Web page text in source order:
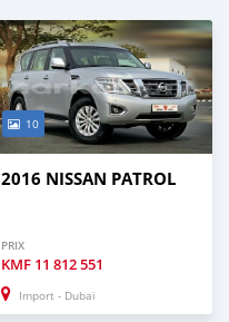
10
2016 NISSAN PATROL
PRIX
KMF 11 812 551
Import - Dubai